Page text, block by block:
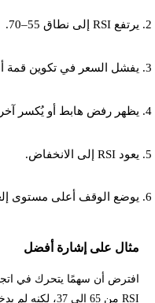
يرتفع RSI إلى نطاق 55–70.
يفشل السعر في تكوين قمة
يظهر رفض هابط أو يُكسر
يعود RSI إلى الانخفاض.
يوضع الوقف أعلى مستوى
مثال على إشارة أفضل
افترض أن سهمًا يتحرك في